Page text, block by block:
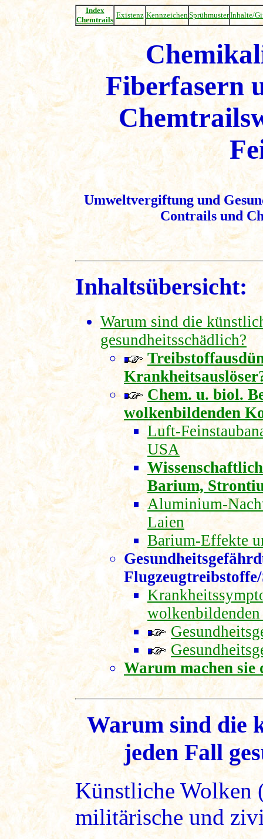
Index
Chemtrails
Existenz KennzeichenSprühmusterInhalte/
Fiberfasern
Umweltvergiftung und
Contrails und
Inhaltsübersicht:
Warum sind die
gesundheitsschädlich?
Chem. u. biol.
wolkenbildenden
Luft-
USA
Barium,
Aluminium-
Laien
Barium-Effekte
Warum machen sie
Warum sind die
jeden Fall
Künstliche Wolken
militärische und